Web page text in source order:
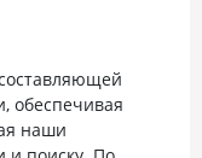
обеспечивая
наши